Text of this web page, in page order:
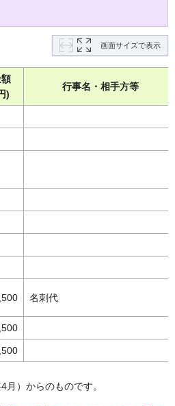
画面サイズで表示
)
行事名・相手方等
名刺代
月）からのものです。